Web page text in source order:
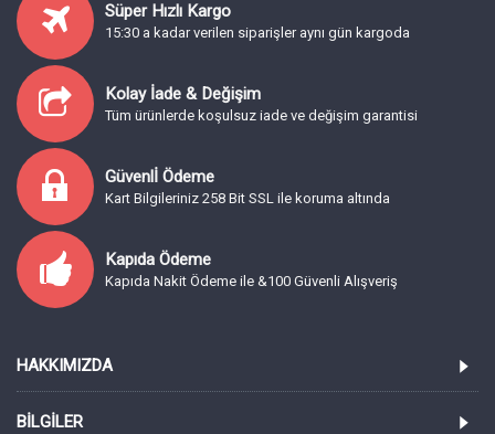
Süper Hızlı Kargo
15:30 a kadar verilen siparişler aynı gün kargoda
Kolay İade & Değişim
Tüm ürünlerde koşulsuz iade ve değişim garantisi
Güvenlİ Ödeme
Kart Bilgileriniz 258 Bit SSL ile koruma altında
Kapıda Ödeme
Kapıda Nakit Ödeme ile &100 Güvenli Alışveriş
HAKKIMIZDA
BILGILER